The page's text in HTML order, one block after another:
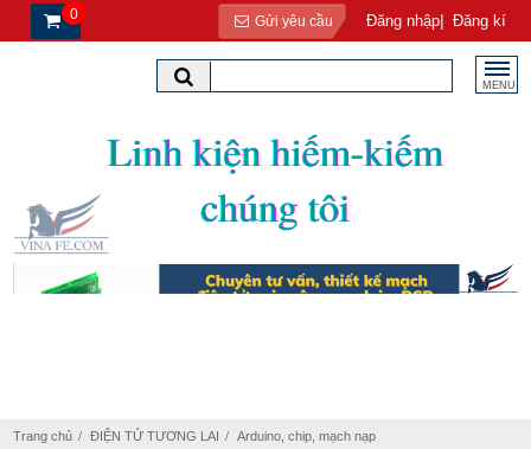
0 Gửi yêu cầu Đăng nhập| Đăng kí
MENU
Trang chủ ĐIỆN TỬ TƯƠNG LAI Arduino, chip, mạch nạp